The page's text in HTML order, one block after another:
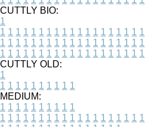
CUTTLY BIO:
1
1 1 1 1 1 1 1 1 1 1 1 1 1 1 1 1 1 1 1
1 1 1 1 1 1 1 1 1 1 1 1 1 1 1 1 1 1 1
1 1 1 1 1 1 1 1 1 1 1 1 1 1 1 1 1 1 1
CUTTLY OLD:
1
1 1 1 1 1 1 1 1 1 1
MEDIUM:
1 1 1 1 1 1 1 1 1 1
1 1 1 1 1 1 1 1 1 1 1 1 1 1 1 1 1 1 1